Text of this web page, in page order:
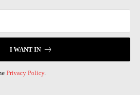
I WANT IN
Privacy Policy.